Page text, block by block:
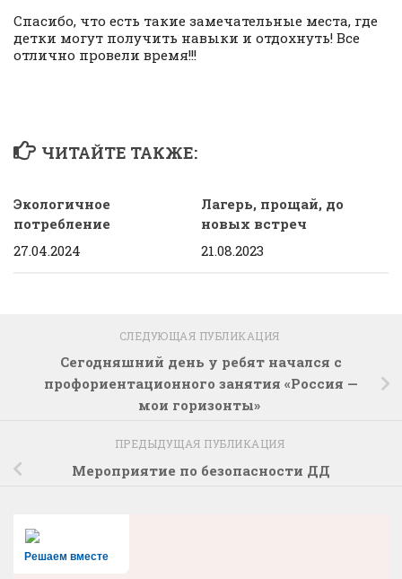
Спасибо, что есть такие замечательные места, где
детки могут получить навыки и отдохнуть! Все
отлично провели время!!!
ЧИТАЙТЕ ТАКЖЕ:
Экологичное
потребление
27.04.2024
Лагерь, прощай, до
новых встреч
21.08.2023
СЛЕДУЮЩАЯ ПУБЛИКАЦИЯ
Сегодняшний день у ребят начался с
профориентационного занятия «Россия —
мои горизонты»
ПРЕДЫДУЩАЯ ПУБЛИКАЦИЯ
Мероприятие по безопасности ДД
Решаем вместе